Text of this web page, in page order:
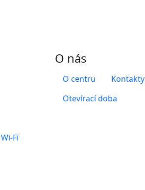
Fi
O nás
O centru
Kontakty
Otevírací doba